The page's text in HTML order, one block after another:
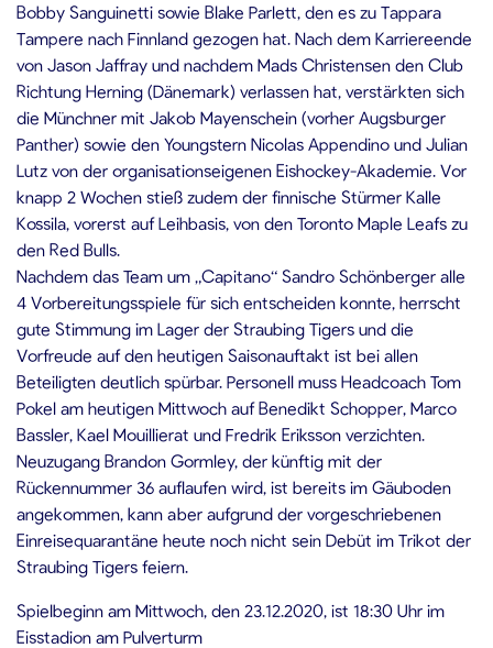
Bobby Sanguinetti sowie Blake Parlett, den es zu Tappara
Tampere nach Finnland gezogen hat. Nach dem Karriereende
von Jason Jaffray und nachdem Mads Christensen den Club
Richtung Herning (Dänemark) verlassen hat, verstärkten sich
die Münchner mit Jakob Mayenschein (vorher Augsburger
Panther) sowie den Youngstern Nicolas Appendino und Julian
Lutz von der organisationseigenen Eishockey-Akademie. Vor
knapp 2 Wochen stieß zudem der finnische Stürmer Kalle
Kossila, vorerst auf Leihbasis, von den Toronto Maple Leafs zu
den Red Bulls.
Nachdem das Team um „Capitano“ Sandro Schönberger alle
4 Vorbereitungsspiele für sich entscheiden konnte, herrscht
gute Stimmung im Lager der Straubing Tigers und die
Vorfreude auf den heutigen Saisonauftakt ist bei allen
Beteiligten deutlich spürbar. Personell muss Headcoach Tom
Pokel am heutigen Mittwoch auf Benedikt Schopper, Marco
Bassler, Kael Mouillierat und Fredrik Eriksson verzichten.
Neuzugang Brandon Gormley, der künftig mit der
Rückennummer 36 auflaufen wird, ist bereits im Gäuboden
angekommen, kann aber aufgrund der vorgeschriebenen
Einreisequarantäne heute noch nicht sein Debüt im Trikot der
Straubing Tigers feiern.
Spielbeginn am Mittwoch, den 23.12.2020, ist 18:30 Uhr im
Eisstadion am Pulverturm